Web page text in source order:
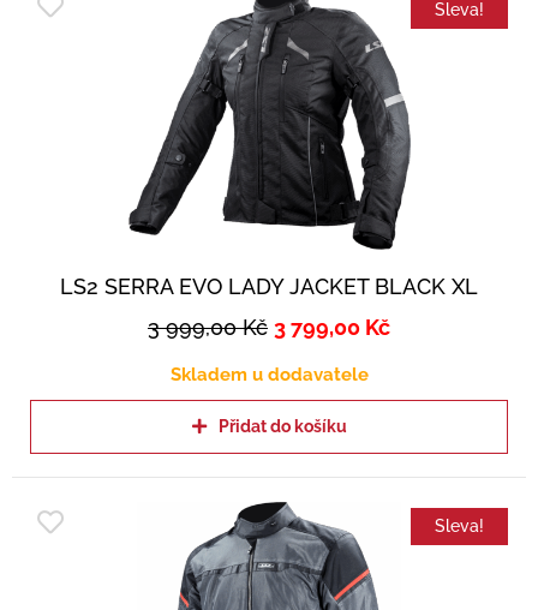
Sleva!
LS2 SERRA EVO LADY JACKET BLACK XL
3 999,00Kč 3 799,00 Kč
Skladem u dodavatele
Přidat do košíku
Sleva!